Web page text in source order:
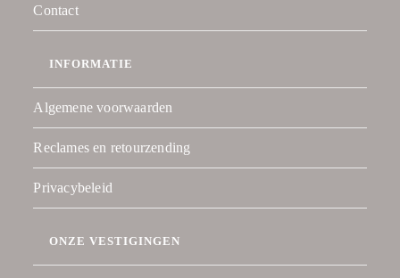
Contact
INFORMATIE
Algemene voorwaarden
Reclames en retourzending
Privacybeleid
ONZE VESTIGINGEN